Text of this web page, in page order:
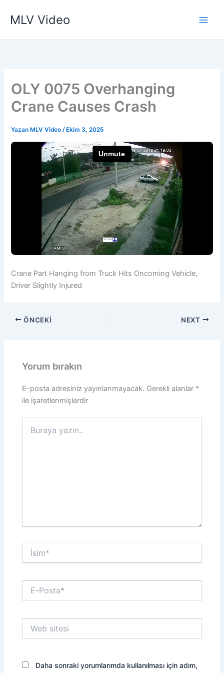
atlaMLV Video
OLY 0075 Overhanging
Crane Causes Crash
Yazan MLV Video/ Ekim 3, 2025
Crane Part Hanging from Truck Hits Oncoming Vehicle,
Driver Slightly Injured
ÖNCEKI NEXT
Yorum bırakın
E-posta adresiniz yayınlanmayacak. Gerekli alanlar *
ile işaretlenmişlerdir
yazın..
İsim*
Posta*
sitesi
Daha sonraki yorumlarımda kullanılması için adım,